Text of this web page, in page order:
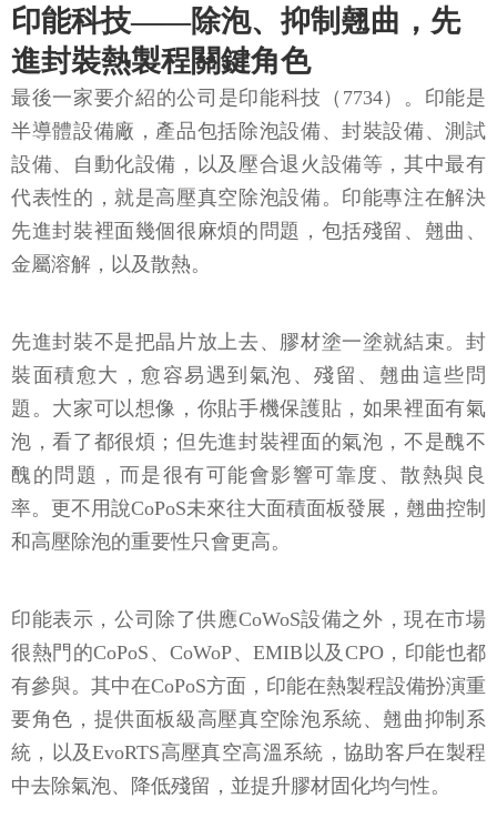
印能科技——除泡、抑制翹曲，先
進封裝熱製程關鍵角色
最後一家要介紹的公司是印能科技（7734）。印能是
半導體設備廠，產品包括除泡設備、封裝設備、測試
設備、自動化設備，以及壓合退火設備等，其中最有
代表性的，就是高壓真空除泡設備。印能專注在解決
先進封裝裡面幾個很麻煩的問題，包括殘留、翹曲、
金屬溶解，以及散熱。
先進封裝不是把晶片放上去、膠材塗一塗就結束。封
裝面積愈大，愈容易遇到氣泡、殘留、翹曲這些問
題。大家可以想像，你貼手機保護貼，如果裡面有氣
泡，看了都很煩；但先進封裝裡面的氣泡，不是醜不
醜的問題，而是很有可能會影響可靠度、散熱與良
率。更不用說CoPoS未來往大面積面板發展，翹曲控制
和高壓除泡的重要性只會更高。
印能表示，公司除了供應CoWoS設備之外，現在市場
很熱門的CoPoS、CoWoP、EMIB以及CPO，印能也都
有參與。其中在CoPoS方面，印能在熱製程設備扮演重
要角色，提供面板級高壓真空除泡系統、翹曲抑制系
統，以及EvoRTS高壓真空高溫系統，協助客戶在製程
中去除氣泡、降低殘留，並提升膠材固化均勻性。